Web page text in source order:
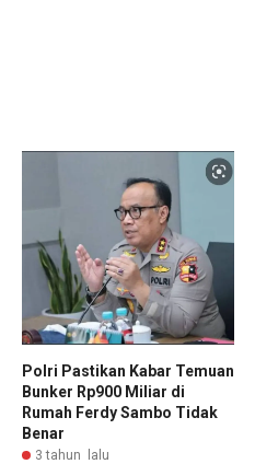
Polri Pastikan Kabar Temuan
Bunker Rp900 Miliar di
Rumah Ferdy Sambo Tidak
Benar
3 tahun lalu